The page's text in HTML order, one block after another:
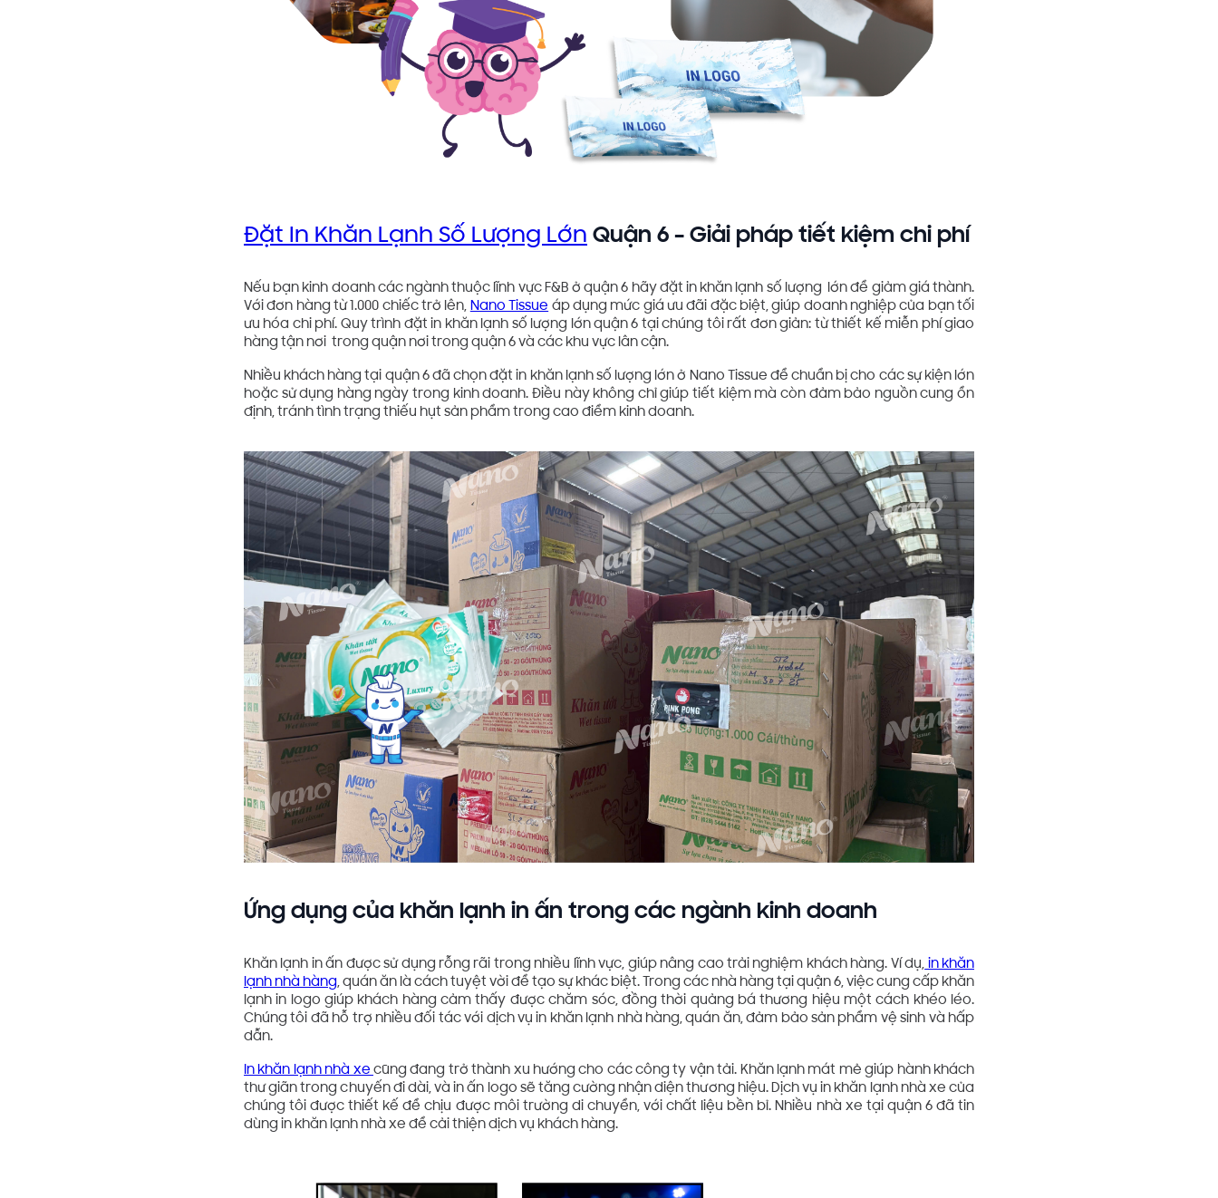
Đặt In Khăn Lạnh Số Lượng Lớn Quận 6 – Giải pháp tiết kiệm chi phí
Nếu bạn kinh doanh các ngành thuộc lĩnh vực F&B ở quận 6 hãy đặt in khăn lạnh số lượng lớn để giảm giá thành.
Với đơn hàng từ 1.000 chiếc trở lên, Nano Tissue áp dụng mức giá ưu đãi đặc biệt, giúp doanh nghiệp của bạn tối
ưu hóa chi phí. Quy trình đặt in khăn lạnh số lượng lớn quận 6 tại chúng tôi rất đơn giản: từ thiết kế miễn phí giao
hàng tận nơi trong quận nơi trong quận 6 và các khu vực lân cận.
Nhiều khách hàng tại quận 6 đã chọn đặt in khăn lạnh số lượng lớn ở Nano Tissue để chuẩn bị cho các sự kiện lớn
hoặc sử dụng hàng ngày trong kinh doanh. Điều này không chỉ giúp tiết kiệm mà còn đảm bảo nguồn cung ổn
định, tránh tình trạng thiếu hụt sản phẩm trong cao điểm kinh doanh.
Ứng dụng của khăn lạnh in ấn trong các ngành kinh doanh
Khăn lạnh in ấn được sử dụng rỗng rãi trong nhiều lĩnh vực, giúp nâng cao trải nghiệm khách hàng. Ví dụ, in khăn
lạnh nhà hàng, quán ăn là cách tuyệt vời để tạo sự khác biệt. Trong các nhà hàng tại quận 6, việc cung cấp khăn
lạnh in logo giúp khách hàng cảm thấy được chăm sóc, đồng thời quảng bá thương hiệu một cách khéo léo.
Chúng tôi đã hỗ trợ nhiều đối tác với dịch vụ in khăn lạnh nhà hàng, quán ăn, đảm bảo sản phẩm vệ sinh và hấp
dẫn.
In khăn lạnh nhà xe cũng đang trở thành xu hướng cho các công ty vận tải. Khăn lạnh mát mẻ giúp hành khách
thư giãn trong chuyến đi dài, và in ấn logo sẽ tăng cường nhận diện thương hiệu. Dịch vụ in khăn lạnh nhà xe của
chúng tôi được thiết kế để chịu được môi trường di chuyển, với chất liệu bền bỉ. Nhiều nhà xe tại quận 6 đã tin
dùng in khăn lạnh nhà xe để cải thiện dịch vụ khách hàng.